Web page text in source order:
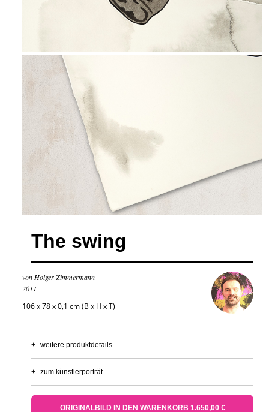
The swing
von Holger Zimmermann
2011
106 x 78 x 0,1 cm (B x H x T)
+ weitere produktdetails
+ zum künstlerporträt
ORIGINALBILD IN DEN WARENKORB 1.650,00 €